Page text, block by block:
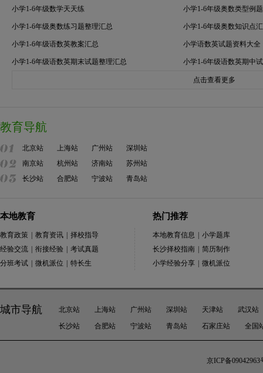
小学1-6年级数学天天练 小学1-6年级奥数类型例
小学1-6年级奥数练习题整理汇总 小学1-6年级奥数知识点
小学1-6年级语数英教案汇总 小学语数英试题资料大全
小学1-6年级语数英期末试题整理汇总 小学1-6年级语数英期中
点击查看更多
教育导航
北京站 上海站 广州站
深圳站
南京站
杭州站 济南站
苏州站
长沙站
合肥站 宁波站 青岛站
本地教育
教育政策 教育资讯
择校指导
经验交流
衔接经验
考试真题
分班考试
微机派位 特长生
热门推荐
本地教育信息
小学题库
长沙择校指南
简历制作
小学经验分享
微机派位
城市导航 北京站 上海站 广州站 深圳站 天津站
武汉站
长沙站
合肥站 宁波站 青岛站 石家庄站 全国
京ICP备09042963